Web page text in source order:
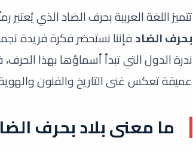
تتميز اللغة العربية بحرف الضاد الذي
بحرف الضادفإننا نستحضر فكرة فريدة
ندرة الدول التي تبدأ أسماؤها بهذا
عميقة تعكس غنى التاريخ والفنون والهوية
ما معنى بلاد بحرف